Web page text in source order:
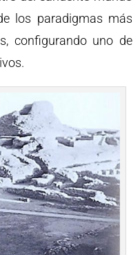
los paradigmas más
configurando uno de